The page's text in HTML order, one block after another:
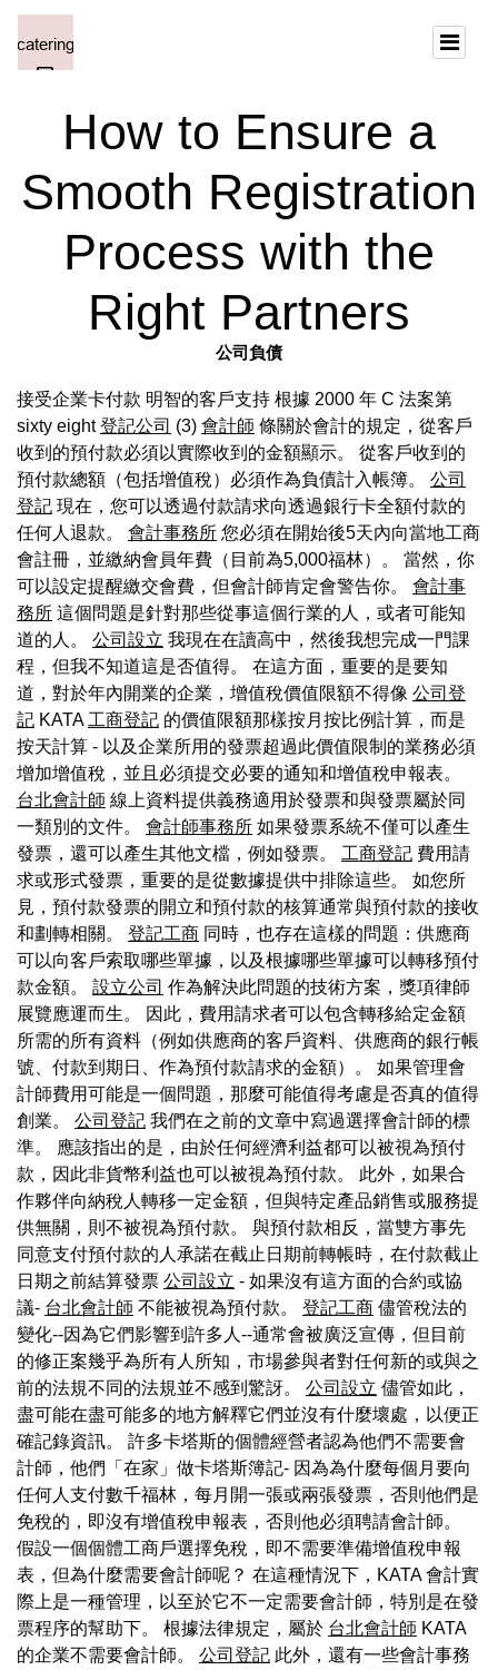
How to Ensure a
Smooth Registration
Process with the
Right Partners
公司負債
接受企業卡付款 明智的客戶支持 根據 2000 年 C 法案第
sixty eight登記公司 (3) 會計師 條關於會計的規定，從客戶
收到的預付款必須以實際收到的金額顯示。 從客戶收到的
預付款總額（包括增值稅）必須作為負債計入帳簿。 公司
登記 現在，您可以透過付款請求向透過銀行卡全額付款的
任何人退款。 會計事務所 您必須在開始後5天內向當地工商
會註冊，並繳納會員年費（目前為5,000福林）。 當然，你
可以設定提醒繳交會費，但會計師肯定會警告你。 會計事
務所 這個問題是針對那些從事這個行業的人，或者可能知
道的人。 公司設立 我現在在讀高中，然後我想完成一門課
程，但我不知道這是否值得。 在這方面，重要的是要知
道，對於年內開業的企業，增值稅價值限額不得像 公司登
記 KATA 工商登記 的價值限額那樣按月按比例計算，而是
按天計算 - 以及企業所用的發票超過此價值限制的業務必須
增加增值稅，並且必須提交必要的通知和增值稅申報表。
台北會計師 線上資料提供義務適用於發票和與發票屬於同
一類別的文件。 會計師事務所 如果發票系統不僅可以產生
發票，還可以產生其他文檔，例如發票。 工商登記 費用請
求或形式發票，重要的是從數據提供中排除這些。 如您所
見，預付款發票的開立和預付款的核算通常與預付款的接收
和劃轉相關。 登記工商 同時，也存在這樣的問題：供應商
可以向客戶索取哪些單據，以及根據哪些單據可以轉移預付
款金額。 設立公司 作為解決此問題的技術方案，獎項律師
展覽應運而生。 因此，費用請求者可以包含轉移給定金額
所需的所有資料（例如供應商的客戶資料、供應商的銀行帳
號、付款到期日、作為預付款請求的金額）。 如果管理會
計師費用可能是一個問題，那麼可能值得考慮是否真的值得
創業。 公司登記 我們在之前的文章中寫過選擇會計師的標
準。 應該指出的是，由於任何經濟利益都可以被視為預付
款，因此非貨幣利益也可以被視為預付款。 此外，如果合
作夥伴向納稅人轉移一定金額，但與特定產品銷售或服務提
供無關，則不被視為預付款。 與預付款相反，當雙方事先
同意支付預付款的人承諾在截止日期前轉帳時，在付款截止
日期之前結算發票 公司設立 - 如果沒有這方面的合約或協
議- 台北會計師 不能被視為預付款。 登記工商 儘管稅法的
變化--因為它們影響到許多人--通常會被廣泛宣傳，但目前
的修正案幾乎為所有人所知，市場參與者對任何新的或與之
前的法規不同的法規並不感到驚訝。 公司設立 儘管如此，
盡可能在盡可能多的地方解釋它們並沒有什麼壞處，以便正
確記錄資訊。 許多卡塔斯的個體經營者認為他們不需要會
計師，他們「在家」做卡塔斯簿記- 因為為什麼每個月要向
任何人支付數千福林，每月開一張或兩張發票，否則他們是
免稅的，即沒有增值稅申報表，否則他必須聘請會計師。
假設一個個體工商戶選擇免稅，即不需要準備增值稅申報
表，但為什麼需要會計師呢？ 在這種情況下，KATA 會計實
際上是一種管理，以至於它不一定需要會計師，特別是在發
票程序的幫助下。 根據法律規定，屬於 台北會計師 KATA
的企業不需要會計師。 公司登記 此外，還有一些會計事務